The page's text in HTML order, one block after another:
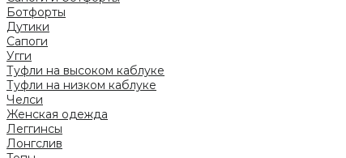
Ботфорты
Дутики
Сапоги
Угги
Туфли на высоком каблуке
Туфли на низком каблуке
Челси
Женская одежда
Леггинсы
Лонгслив